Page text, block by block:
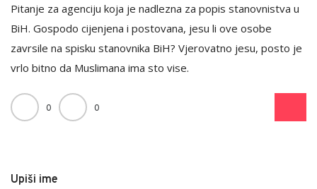
Pitanje za agenciju koja je nadlezna za popis stanovnistva u
BiH. Gospodo cijenjena i postovana, jesu li ove osobe
zavrsile na spisku stanovnika BiH? Vjerovatno jesu, posto je
vrlo bitno da Muslimana ima sto vise.
0 0
Upiši ime